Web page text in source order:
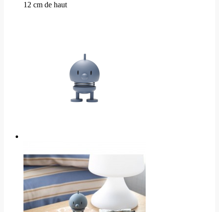
12 cm de haut